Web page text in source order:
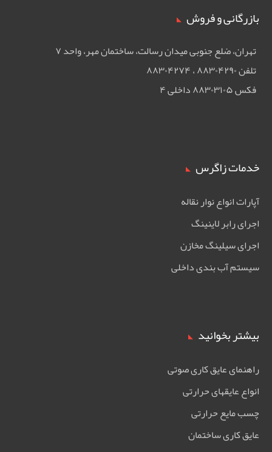
بازرگانی و فروش
تهران، ضلع جنوبی ميدان رسالت، ساختمان مهر، واحد ۷
تلفن ۸۸۳۰۴۲۹۰ ، ۸۸۳۰۴۲۷۴
فکس ۸۸۳۰۳۱۰۵ داخلی ۴
خدمات زاگرس
آپارات انواع نوار نقاله
اجرای رابر لاینینگ
اجرای سیلینگ مخازن
سیستم آب بندی داخلی
بیشتر بخوانید
راهنمای عایق کاری صوتی
انواع عایقهای حرارتی
چسب مایع حرارتی
عایق کاری ساختمان